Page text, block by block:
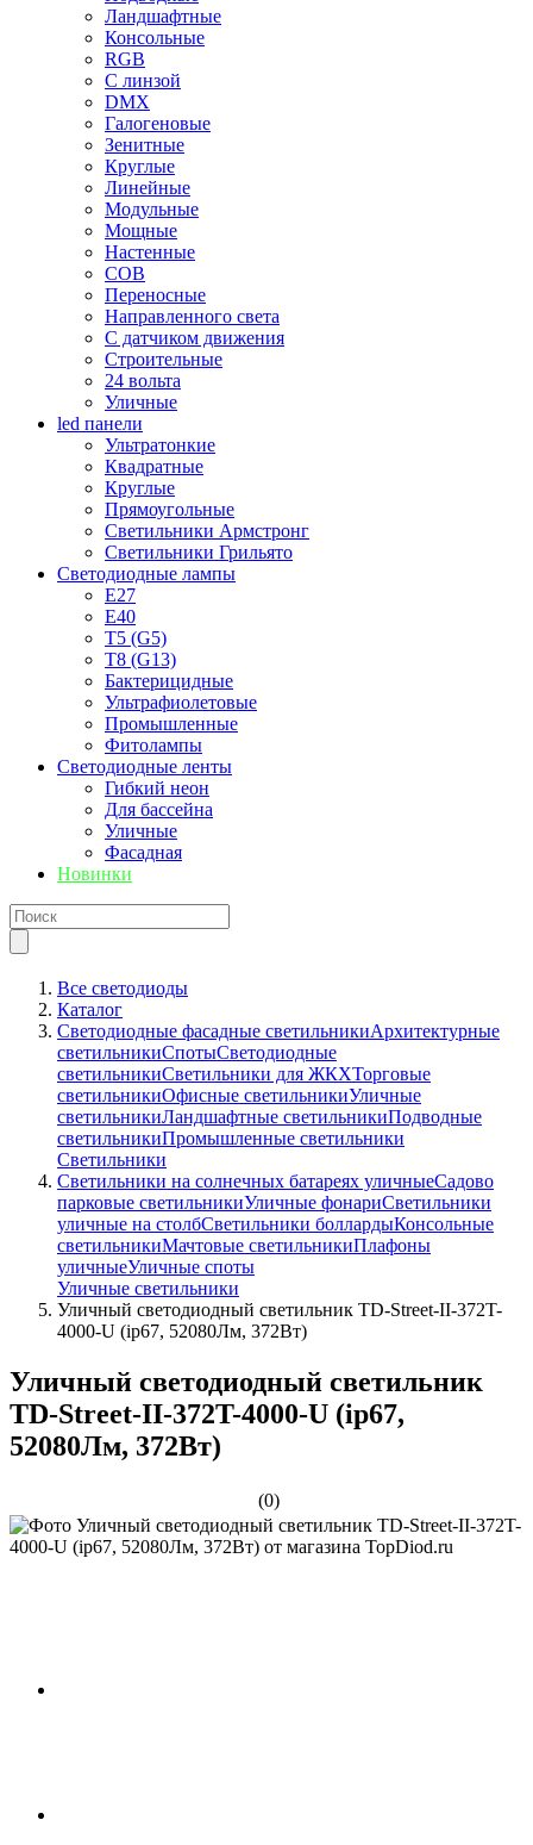
Ландшафтные
Консольные
RGB
С линзой
DMX
Галогеновые
Зенитные
Круглые
Линейные
Модульные
Мощные
Настенные
COB
Переносные
Направленного света
С датчиком движения
Строительные
24 вольта
Уличные
led панели
Ультратонкие
Квадратные
Круглые
Прямоугольные
Светильники Армстронг
Светильники Грильято
Светодиодные лампы
E27
Е40
T5 (G5)
T8 (G13)
Бактерицидные
Ультрафиолетовые
Промышленные
Фитолампы
Светодиодные ленты
Гибкий неон
Для бассейна
Уличные
Фасадная
Новинки
Все светодиоды
Каталог
Светодиодные фасадные светильникиАрхитектурные
светильникиСпотыСветодиодные
светильникиСветильники для ЖКХТорговые
светильникиОфисные светильникиУличные
светильникиЛандшафтные светильникиПодводные
светильникиПромышленные светильники
Светильники
Светильники на солнечных батареях уличныеСадово
парковые светильникиУличные фонариСветильники
уличные на столбСветильники боллардыКонсольные
светильникиМачтовые светильникиПлафоны
уличныеУличные споты
Уличные светильники
Уличный светодиодный светильник TD-Street-II-372T-
4000-U (ip67, 52080Лм, 372Вт)
Уличный светодиодный светильник
TD-Street-II-372T-4000-U (ip67,
52080Лм, 372Вт)
(0)